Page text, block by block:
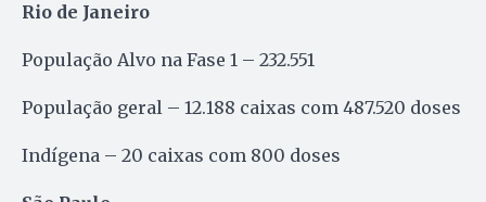
Rio de Janeiro
População Alvo na Fase 1 – 232.551
População geral – 12.188 caixas com 487.520 doses
Indígena – 20 caixas com 800 doses